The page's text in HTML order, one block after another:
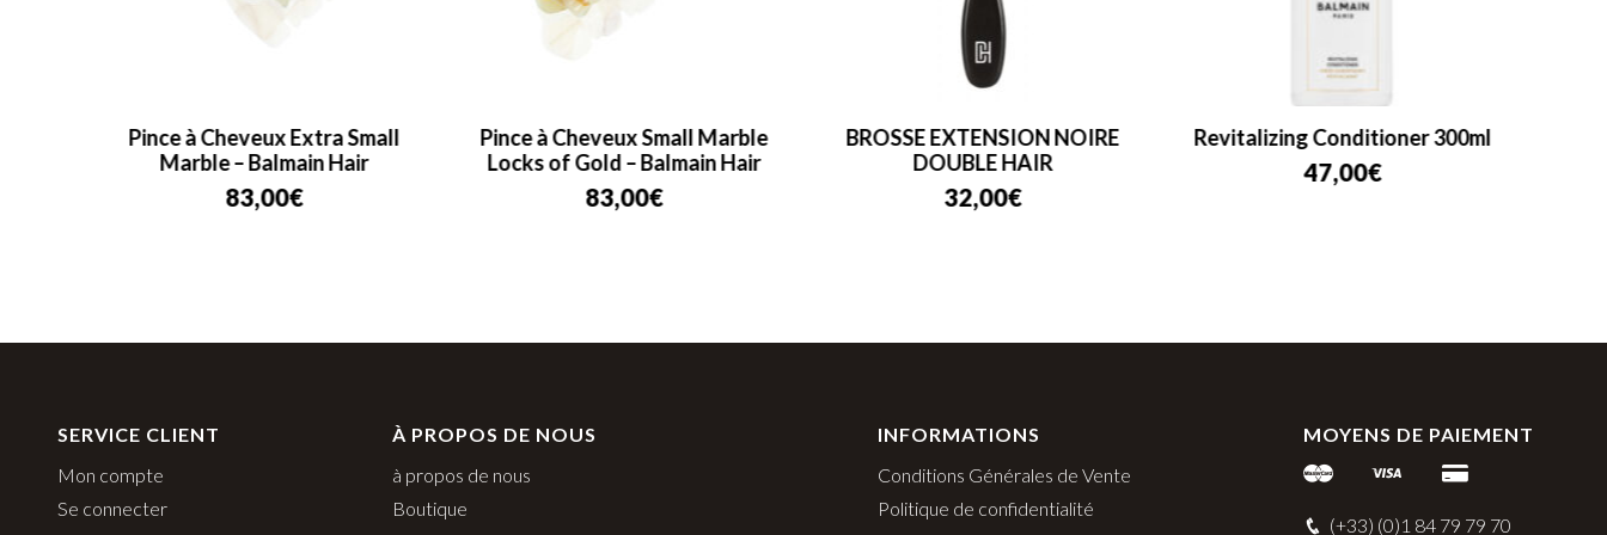
Pince à Cheveux Extra Small
Marble – Balmain Hair
83,00€
Pince à Cheveux Small Marble
Locks of Gold – Balmain Hair
83,00€
BROSSE EXTENSION NOIRE
DOUBLE HAIR
32,00€
Revitalizing Conditioner 300ml
47,00€
SERVICE CLIENT
Mon compte
Se connecter
À PROPOS DE NOUS
à propos de nous
Boutique
INFORMATIONS
Conditions Générales de Vente
Politique de confidentialité
MOYENS DE PAIEMENT
(+33) (0)1 84 79 79 70